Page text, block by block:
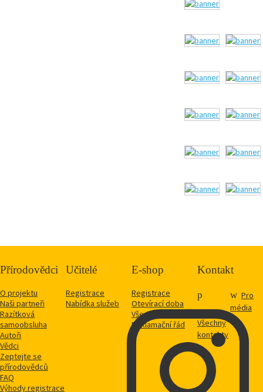
Přírodovědci
O projektu
Naši partneři
Razítková
samoobsluha
Autoři
Vědci
Zeptejte se
přírodovědců
FAQ
Výhody registrace
Učitelé
Registrace
Nabídka služeb
E-shop
Registrace
Otevírací doba
Vše o nákupu
Reklamační řád
Kontakt
Všechny
kontakty
Pro
média